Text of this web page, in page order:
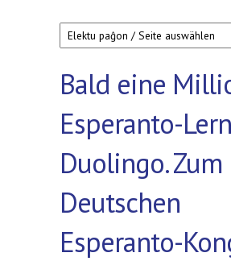
Bald eine
Esperanto-
Duolingo. Zum
Deutschen
Esperanto-